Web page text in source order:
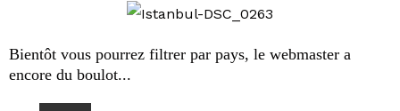
Bientôt vous pourrez filtrer par pays, le webmaster a
encore du boulot...